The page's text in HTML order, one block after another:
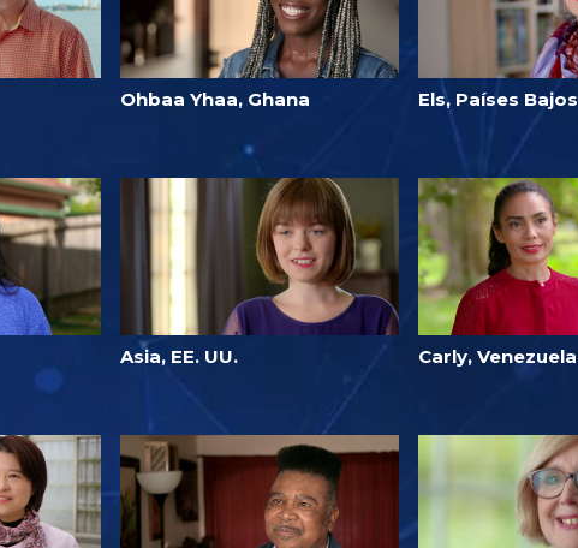
Ohbaa Yhaa, Ghana Els, Países Bajos
Asia, EE. UU. Carly, Venezuela